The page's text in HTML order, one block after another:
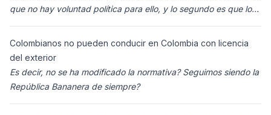
que no hay voluntad política para ello, y lo segundo es que los
Colombianos no pueden conducir en Colombia con licencia
del exterior
Es decir, no se ha modificado la normativa? Seguimos siendo la
República Bananera de siempre?